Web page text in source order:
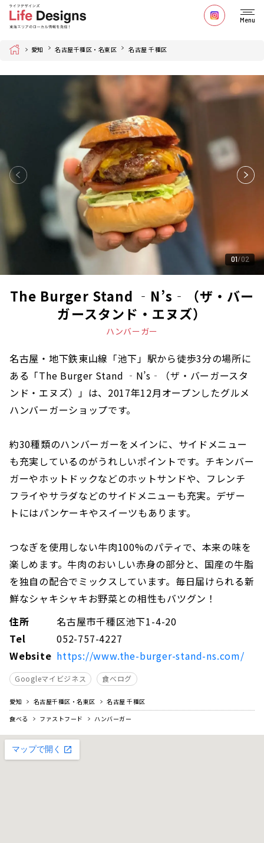
Menu
Home 愛知 名古屋千種区・名東区 名古屋 千種区
01 02
The Burger Stand ‐N’s‐（ザ・バー
ガースタンド・エヌズ）
ハンバーガー
名古屋・地下鉄東山線「池下」駅から徒歩3分の場所に
ある「The Burger Stand ‐N’s‐（ザ・バーガースタ
ンド・エヌズ）」は、2017年12月オープンしたグルメ
ハンバーガーショップです。
約30種類のハンバーガーをメインに、サイドメニュー
も充実しているのがうれしいポイントです。チキンバー
ガーやホットドックなどのホットサンドや、フレンチ
フライやサラダなどのサイドメニューも充実。デザー
トにはパンケーキやスイーツもあります。
つなぎを使用しない牛肉100%のパティで、本来の味を
楽しめます。牛肉のおいしい赤身の部分と、国産の牛脂
を独自の配合でミックスしています。毎日届けられる新
鮮なシャキシャキお野菜との相性もバツグン！
住所
名古屋市千種区池下1-4-20
Tel
052-757-4227
Website https://www.the-burger-stand-ns.com/
Googleマイビジネス 食べログ
愛知 名古屋千種区・名東区
名古屋 千種区
食べる
ファストフード ハンバーガー